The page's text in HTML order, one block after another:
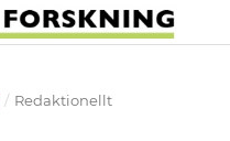
/ Redaktionellt